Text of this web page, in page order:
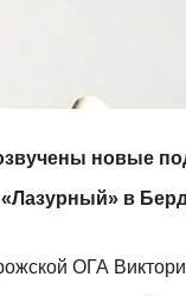
новые
в
ОГА